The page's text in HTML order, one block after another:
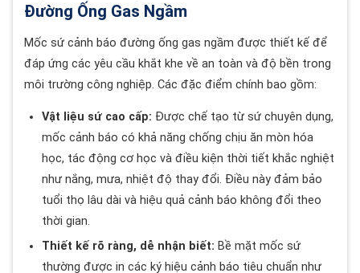
Đường Ống Gas Ngầm
Mốc sứ cảnh báo đường ống gas ngầm được thiết kế để
đáp ứng các yêu cầu khắt khe về an toàn và độ bền trong
môi trường công nghiệp. Các đặc điểm chính bao gồm:
Vật liệu sứ cao cấp: Được chế tạo từ sứ chuyên dụng,
mốc cảnh báo có khả năng chống chịu ăn mòn hóa
học, tác động cơ học và điều kiện thời tiết khắc nghiệt
như nắng, mưa, nhiệt độ thay đổi. Điều này đảm bảo
tuổi thọ lâu dài và hiệu quả cảnh báo không đổi theo
thời gian.
Thiết kế rõ ràng, dễ nhận biết: Bề mặt mốc sứ
thường được in các ký hiệu cảnh báo tiêu chuẩn như